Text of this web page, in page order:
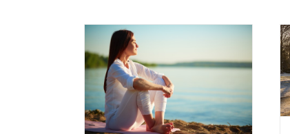
superarlos
y
Caminar – El paseo
de trabajo